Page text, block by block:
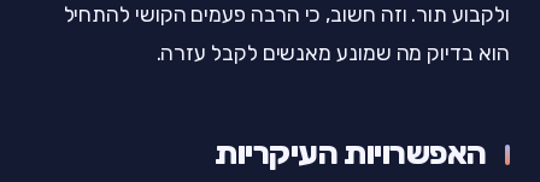
ולקבוע תור. וזה חשוב, כי הרבה פעמים הקושי להתחיל
הוא בדיוק מה שמונע מאנשים לקבל עזרה.
האפשרויות העיקריות